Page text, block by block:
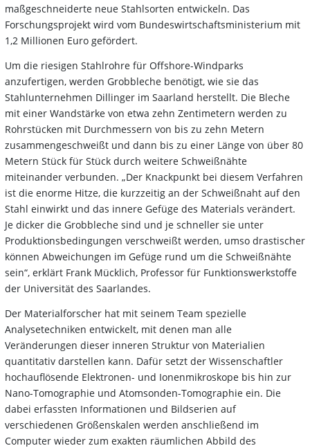
maßgeschneiderte neue Stahlsorten entwickeln. Das
Forschungsprojekt wird vom Bundeswirtschaftsministerium mit
1,2 Millionen Euro gefördert.
Um die riesigen Stahlrohre für Offshore-Windparks
anzufertigen, werden Grobbleche benötigt, wie sie das
Stahlunternehmen Dillinger im Saarland herstellt. Die Bleche
mit einer Wandstärke von etwa zehn Zentimetern werden zu
Rohrstücken mit Durchmessern von bis zu zehn Metern
zusammengeschweißt und dann bis zu einer Länge von über 80
Metern Stück für Stück durch weitere Schweißnähte
miteinander verbunden. „Der Knackpunkt bei diesem Verfahren
ist die enorme Hitze, die kurzzeitig an der Schweißnaht auf den
Stahl einwirkt und das innere Gefüge des Materials verändert.
Je dicker die Grobbleche sind und je schneller sie unter
Produktionsbedingungen verschweißt werden, umso drastischer
können Abweichungen im Gefüge rund um die Schweißnähte
sein“, erklärt Frank Mücklich, Professor für Funktionswerkstoffe
der Universität des Saarlandes.
Der Materialforscher hat mit seinem Team spezielle
Analysetechniken entwickelt, mit denen man alle
Veränderungen dieser inneren Struktur von Materialien
quantitativ darstellen kann. Dafür setzt der Wissenschaftler
hochauflösende Elektronen- und Ionenmikroskope bis hin zur
Nano-Tomographie und Atomsonden-Tomographie ein. Die
dabei erfassten Informationen und Bildserien auf
verschiedenen Größenskalen werden anschließend im
Computer wieder zum exakten räumlichen Abbild des